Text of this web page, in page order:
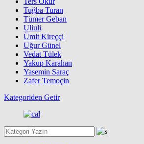
Tuğba Turan
Tümer Geban
Uliuli
Ümit Kireççi
Uğur Günel
Vedat Tülek
Yakup Karahan
Yasemin Saraç
Zafer Temoçin
Kategoriden Getir